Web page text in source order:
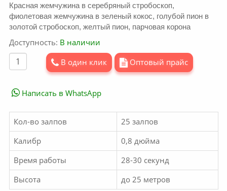
Красная жемчужина в серебряный стробоскоп,
фиолетовая жемчужина в зеленый кокос, голубой пион в
золотой стробоскоп, желтый пион, парчовая корона
Доступность: В наличии
В один клик
Оптовый прайс
Написать в WhatsApp
Кол-во залпов
25 залпов
Калибр
0,8 дюйма
Время работы
28-30 секунд
Высота
до 25 метров